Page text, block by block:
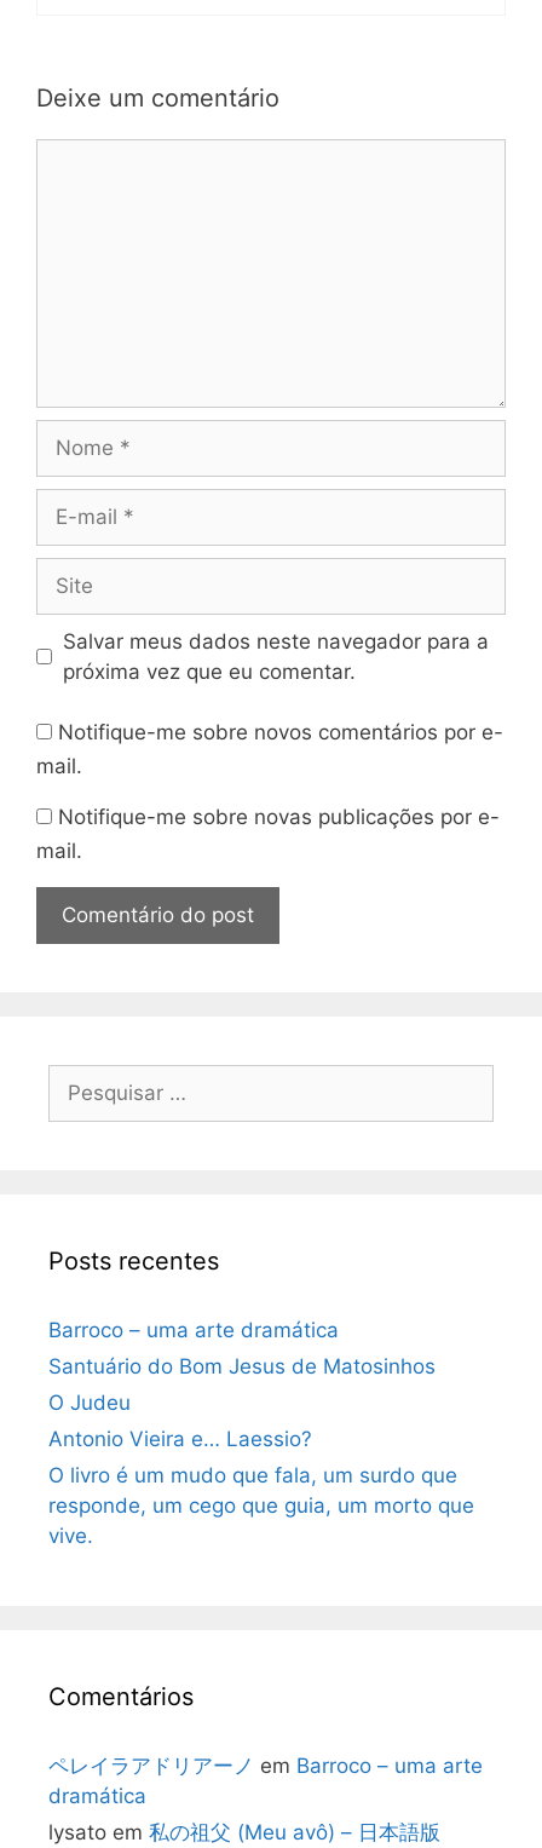
Deixe um comentário
mail
Salvar meus dados neste navegador para a
próxima vez que eu comentar.
Notifique-me sobre novos comentários por e-
mail.
Notifique-me sobre novas publicações por e-
mail.
Pesquisar
Posts recentes
Barroco – uma arte dramática
Santuário do Bom Jesus de Matosinhos
O Judeu
Antonio Vieira e… Laessio?
O livro é um mudo que fala, um surdo que
responde, um cego que guia, um morto que
vive.
Comentários
ペレイラアドリアーノ em Barroco – uma arte
dramática
lysato em 私の祖父 (Meu avô) – 日本語版